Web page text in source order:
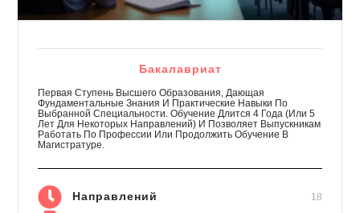
Бакалавриат
Первая Ступень Высшего Образования, Дающая
Фундаментальные Знания И Практические Навыки По
Выбранной Специальности. Обучение Длится 4 Года (или 5
Лет Для Некоторых Направлений) И Позволяет Выпускникам
Работать По Профессии Или Продолжить Обучение В
Магистратуре.
Направлений 18